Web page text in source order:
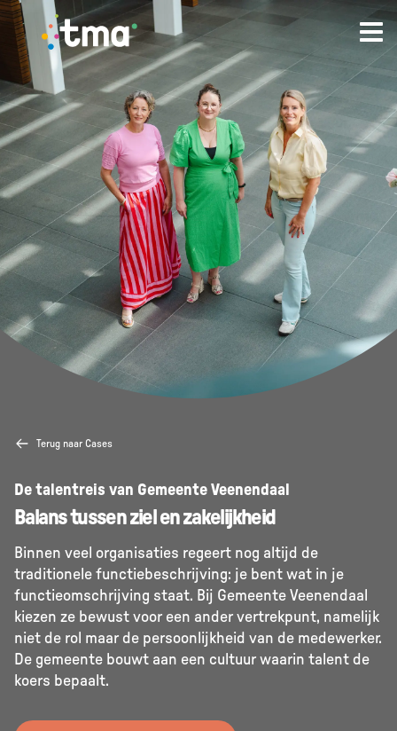
TMA - Unieke talenten vinden en (ver)binden
Terug naar Cases
De talentreis van Gemeente Veenendaal
Balans tussen ziel en zakelijkheid
Binnen veel organisaties regeert nog altijd de
traditionele functiebeschrijving: je bent wat in je
functieomschrijving staat. Bij Gemeente Veenendaal
kiezen ze bewust voor een ander vertrekpunt, namelijk
niet de rol maar de persoonlijkheid van de medewerker.
De gemeente bouwt aan een cultuur waarin talent de
koers bepaalt.